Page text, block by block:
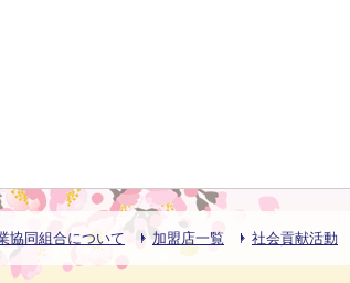
協同組合について 加盟店一覧 社会貢献活動